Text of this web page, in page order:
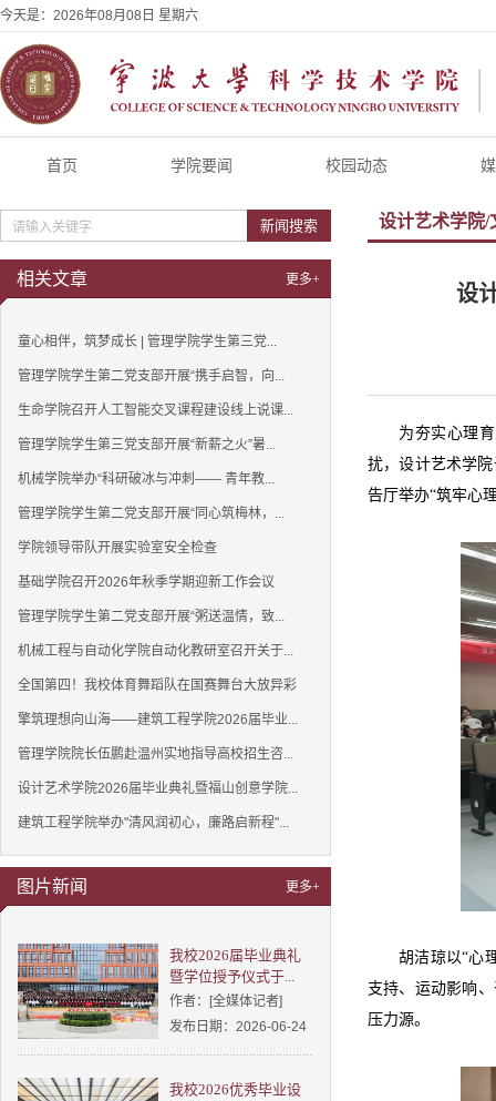
今天是： 2026年08月08日 星期六
首页 学院要闻 校园动态
新闻搜索
相关文章 更多+
童心相伴，筑梦成长 | 管理学院学生第三党...
管理学院学生第二党支部开展“携手启智，向...
生命学院召开人工智能交叉课程建设线上说课...
管理学院学生第三党支部开展“新薪之火”暑...
机械学院举办“科研破冰与冲刺—— 青年教...
管理学院学生第二党支部开展“同心筑梅林，...
学院领导带队开展实验室安全检查
基础学院召开2026年秋季学期迎新工作会议
管理学院学生第二党支部开展“粥送温情，致...
机械工程与自动化学院自动化教研室召开关于...
全国第四！我校体育舞蹈队在国赛舞台大放异彩
擎筑理想向山海——建筑工程学院2026届毕业...
管理学院院长伍鹏赴温州实地指导高校招生咨...
设计艺术学院2026届毕业典礼暨福山创意学院...
建筑工程学院举办"清风润初心，廉路启新程"...
图片新闻 更多+
我校2026届毕业典礼
暨学位授予仪式于...
作者：[全媒体记者]
发布日期：2026-06-24
我校2026优秀毕业设
设计艺术学院/
设
为夯实心理
扰，设计艺术学
告厅举办“筑牢心
胡洁琼以“心
支持、运动影响
压力源。